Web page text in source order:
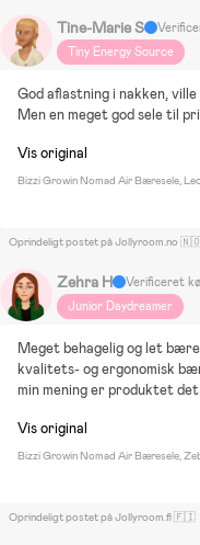
Tine-Marie S
Tiny Energy Source
God aflastning i nakken,
Men en meget god sele til
Vis original
Bizzi Growin Nomad Air Bæresele,
Oprindeligt postet på Jollyroom.no 🇳🇴
Zehra H
Verificeret
Junior Daydreamer
Meget behagelig og let
kvalitets- og ergonomisk
min mening er produktet
Vis original
Bizzi Growin Nomad Air Bæresele,
Oprindeligt postet på Jollyroom.fi 🇫🇮